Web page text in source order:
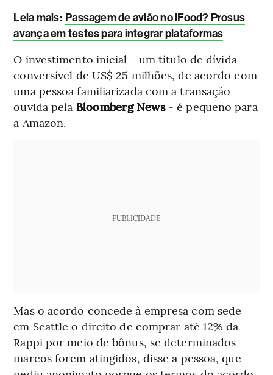
Leia mais: Passagem de avião no iFood? Prosus
avança em testes para integrar plataformas
O investimento inicial - um título de dívida
conversível de US$ 25 milhões, de acordo com
uma pessoa familiarizada com a transação
ouvida pela Bloomberg News- é pequeno para
a Amazon.
PUBLICIDADE
Mas o acordo concede à empresa com sede
em Seattle o direito de comprar até 12% da
Rappi por meio de bônus, se determinados
marcos forem atingidos, disse a pessoa, que